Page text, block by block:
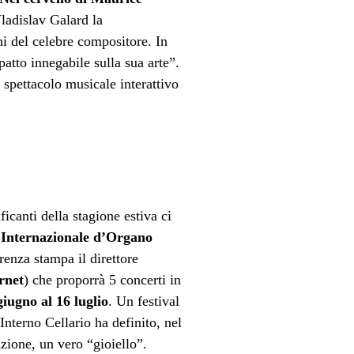
Galard la
del celebre compositore. In
innegabile sulla sua arte”.
musicale interattivo
della stagione estiva ci
d’Organo
stampa il direttore
) che proporrà 5 concerti in
al 16 luglio. Un festival
Cellario ha definito, nel
un vero “gioiello”.